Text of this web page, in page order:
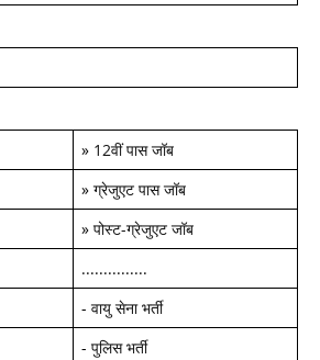
» 12वीं पास जॉब
» ग्रेजुएट पास जॉब
» पोस्ट-ग्रेजुएट जॉब
...............
- वायु सेना भर्ती
- पुलिस भर्ती